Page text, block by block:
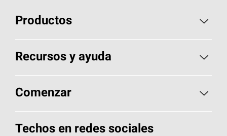
Productos
Elija sus tejas
Encuentre un contratista
Componentes para techos
Recursos y ayuda
Aspectos básicos sobre techos
Herramientas de diseño y color
Comenzar
Llame al 1-800-GET-PINK®
Techos en redes sociales